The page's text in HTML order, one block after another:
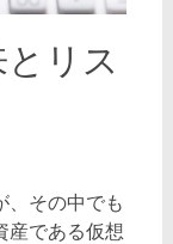
リス
、その中でも
産である仮想